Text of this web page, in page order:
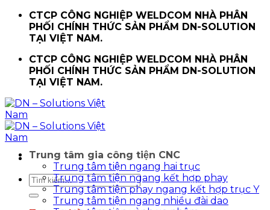
ChuyểnCTCP CÔNG NGHIỆP WELDCOM NHÀ PHÂN
PHỐI CHÍNH THỨC SẢN PHẨM DN-SOLUTION
TẠI VIỆT NAM.
CTCP CÔNG NGHIỆP WELDCOM NHÀ PHÂN
PHỐI CHÍNH THỨC SẢN PHẨM DN-SOLUTION
TẠI VIỆT NAM.
Tìm
kiếm:
Trung tâm gia công tiện CNC
Trung tâm tiện ngang hai trục
Trung tâm tiện ngang kết hợp phay
Trung tâm tiện phay ngang kết hợp trục Y
Trung tâm tiện ngang nhiều đài dao